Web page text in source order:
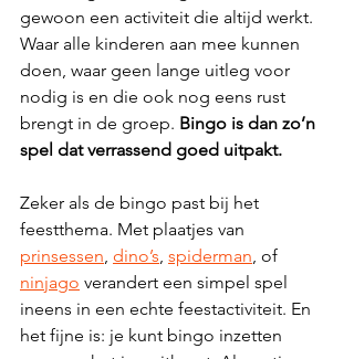
gewoon een activiteit die altijd werkt.
Waar alle kinderen aan mee kunnen
doen, waar geen lange uitleg voor
nodig is en die ook nog eens rust
brengt in de groep. Bingo is dan zo’n
spel dat verrassend goed uitpakt.
Zeker als de bingo past bij het
feestthema. Met plaatjes van
prinsessen, dino’s, spiderman, of
ninjago verandert een simpel spel
ineens in een echte feestactiviteit. En
het fijne is: je kunt bingo inzetten